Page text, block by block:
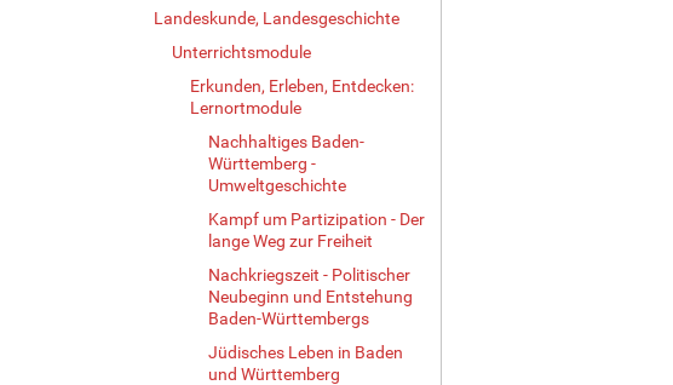
Landeskunde, Landesgeschichte
Unterrichtsmodule
Erkunden, Erleben, Entdecken:
Lernortmodule
Nachhaltiges Baden-
Württemberg -
Umweltgeschichte
Kampf um Partizipation - Der
lange Weg zur Freiheit
Nachkriegszeit - Politischer
Neubeginn und Entstehung
Baden-Württembergs
Jüdisches Leben in Baden
und Württemberg